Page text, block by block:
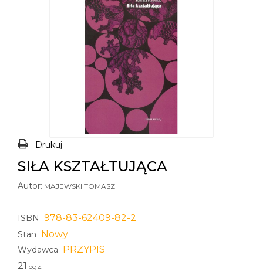
Drukuj
SIŁA KSZTAŁTUJĄCA
Autor: MAJEWSKI TOMASZ
ISBN 978-83-62409-82-2
Stan Nowy
Wydawca PRZYPIS
21 egz.